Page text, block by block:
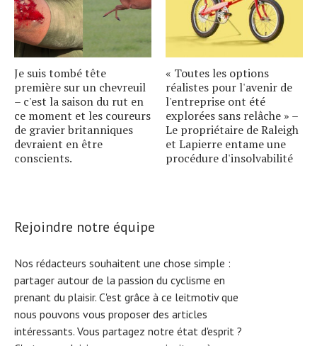
Je suis tombé tête
première sur un chevreuil
– c'est la saison du rut en
ce moment et les coureurs
de gravier britanniques
devraient en être
conscients.
« Toutes les options
réalistes pour l'avenir de
l'entreprise ont été
explorées sans relâche » –
Le propriétaire de Raleigh
et Lapierre entame une
procédure d'insolvabilité
Rejoindre notre équipe
Nos rédacteurs souhaitent une chose simple :
partager autour de la passion du cyclisme en
prenant du plaisir. C'est grâce à ce leitmotiv que
nous pouvons vous proposer des articles
intéressants. Vous partagez notre état d'esprit ?